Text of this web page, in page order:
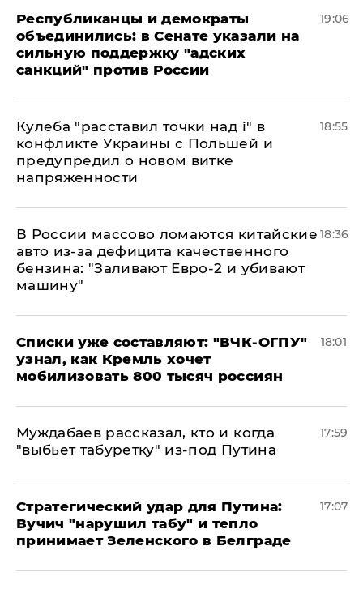
Республиканцы и демократы
объединились: в Сенате указали на
сильную поддержку "адских
санкций" против России
19:06
Кулеба "расставил точки над і" в
конфликте Украины с Польшей и
предупредил о новом витке
напряженности
18:55
В России массово ломаются китайские
авто из-за дефицита качественного
бензина: "Заливают Евро-2 и убивают
машину"
18:36
Списки уже составляют: "ВЧК-ОГПУ"
узнал, как Кремль хочет
мобилизовать 800 тысяч россиян
18:01
Муждабаев рассказал, кто и когда
"выбьет табуретку" из-под Путина
17:59
Стратегический удар для Путина:
Вучич "нарушил табу" и тепло
принимает Зеленского в Белграде
17:07